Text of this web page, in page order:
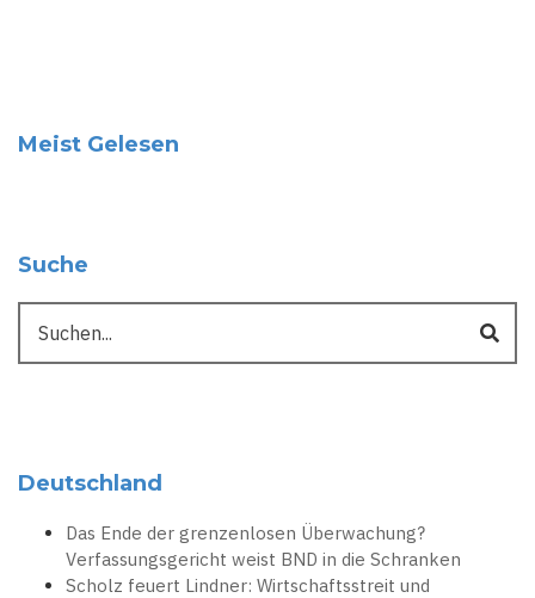
Meist Gelesen
Suche
Deutschland
Das Ende der grenzenlosen Überwachung?
Verfassungsgericht weist BND in die Schranken
Scholz feuert Lindner: Wirtschaftsstreit und